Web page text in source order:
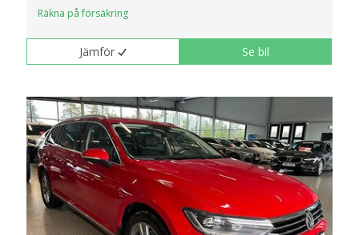
Räkna på försäkring
Jämför Se bil